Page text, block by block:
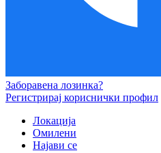
Заборавена лозинка?
Регистрирај кориснички профил
Локација
Омилени
Најави се